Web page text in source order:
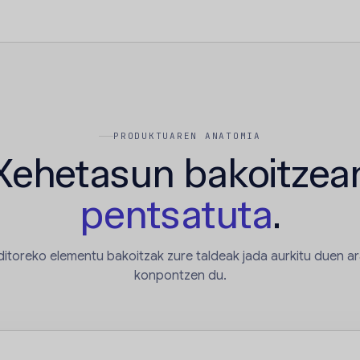
PRODUKTUAREN ANATOMIA
pentsatuta.
elementu bakoitzak zure taldeak jada aurkitu duen
konpontzen du.